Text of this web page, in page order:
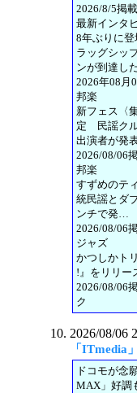
2026/8/5掲載
最新インタ
8年ぶりに
ラッグシッ
ンが到達し
2026年08月
邦楽
新フェス〈
定 民謡ク
出演者が発
2026/08/06
邦楽
すずめのテ
統民謡とダ
ンチで発…
2026/08/06
ジャズ
かつしかト
!』をリリー
2026/08/06
ク
2026/08/06
「ITmedia
ドコモが念
MAX」好調